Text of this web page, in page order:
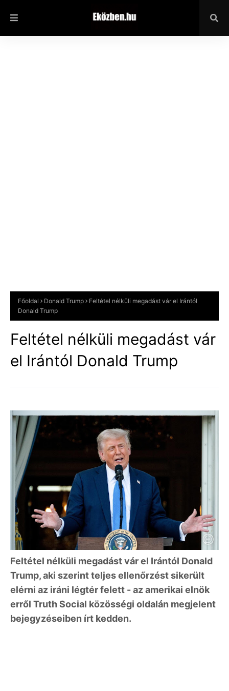
Főoldal Donald Trump
Feltétel nélküli megadást vár el Irántól
Donald Trump
Feltétel nélküli megadást vár
el Irántól Donald Trump
Feltétel nélküli megadást vár el Irántól Donald
Trump, aki szerint teljes ellenőrzést sikerült
elérni az iráni légtér felett - az amerikai elnök
erről Truth Social közösségi oldalán megjelent
bejegyzéseiben írt kedden.